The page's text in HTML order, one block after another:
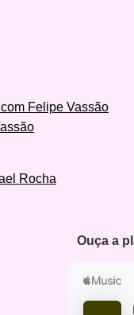
Felipe Vassão
Rocha
Ouça a